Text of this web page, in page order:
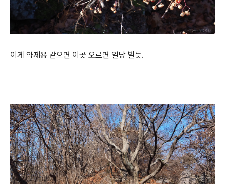
이게 약제용 같으면 이곳 오르면 일당 벌듯.